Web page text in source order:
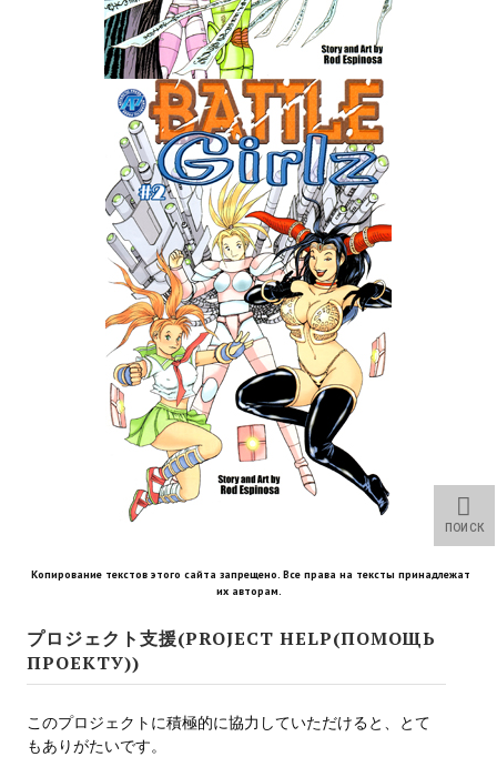
Wedding Wear CBBE SSE BodySlide (with Physics)
Работы Тестера 55
Наёмный оборотень
Небесный воин
Немного героев меча и магии
Расширенная версия Х3
REBalance
Работы Kuroneko
Doom 3 Remaster Fan Edition
X2 - The Threat Remaster Fan Edition
Quake III Arena Remaster Fan Edition
Star Trek Voyager Elite Force Remaster Fan Edition
Aliens versus Predator 1 Remaster Fan Edition
Корсары 3 Сундук мертвеца Remaster Fan Edition
Копирование текстов этого сайта запрещено. Все права на тексты принадлежат
их авторам.
プロジェクト支援(PROJECT HELP(ПОМОЩЬ
ПРОЕКТУ))
このプロジェクトに積極的に協力していただけると、とて
もありがたいです。
ПОИСК